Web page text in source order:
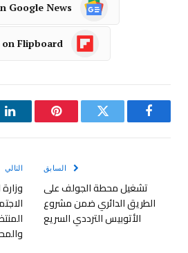
Google News
Flipboard
فيسبوك تويتر بينتيريست
السابق
تشغيل محطة الجولف على
الطريق الدائري ضمن مشروع
الأتوبيس الترددي السريع
التالي